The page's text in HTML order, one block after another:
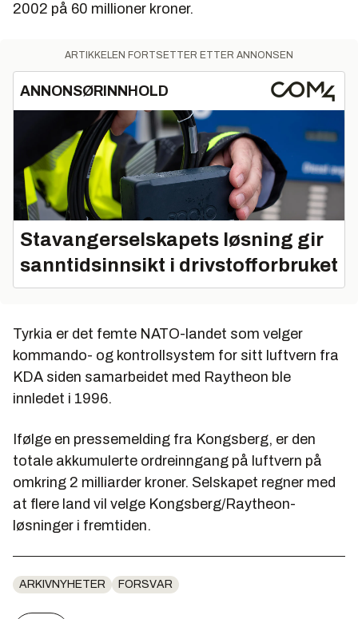
2002 på 60 millioner kroner.
ARTIKKELEN FORTSETTER ETTER ANNONSEN
ANNONSØRINNHOLD
Stavangerselskapets løsning gir
sanntidsinnsikt i drivstofforbruket
Tyrkia er det femte NATO-landet som velger
kommando- og kontrollsystem for sitt luftvern fra
KDA siden samarbeidet med Raytheon ble
innledet i 1996.
Ifølge en pressemelding fra Kongsberg, er den
totale akkumulerte ordreinngang på luftvern på
omkring 2 milliarder kroner. Selskapet regner med
at flere land vil velge Kongsberg/Raytheon-
løsninger i fremtiden.
ARKIVNYHETER FORSVAR